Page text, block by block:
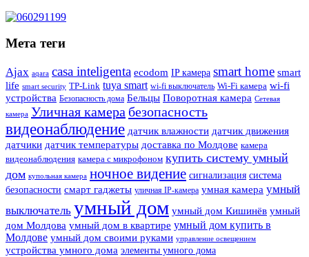
Мета теги
Ajax aqara casa inteligenta ecodom IP камера smart home smart
life smart security TP-Link tuya smart wi-fi выключатель Wi-Fi камера wi-fi
устройства Безопасность дома Бельцы Поворотная камера Сетевая
камера Уличная камера безопасность
видеонаблюдение датчик влажности датчик движения
датчики датчик температуры доставка по Молдове камера
видеонаблюдения камера с микрофоном купить систему умный
дом купольная камера ночное видение сигнализация система
безопасности смарт гаджеты уличная IP-камера умная камера умный
выключатель умный дом умный дом Кишинёв умный
дом Молдова умный дом в квартире умный дом купить в
Молдове умный дом своими руками управление освещением
устройства умного дома элементы умного дома